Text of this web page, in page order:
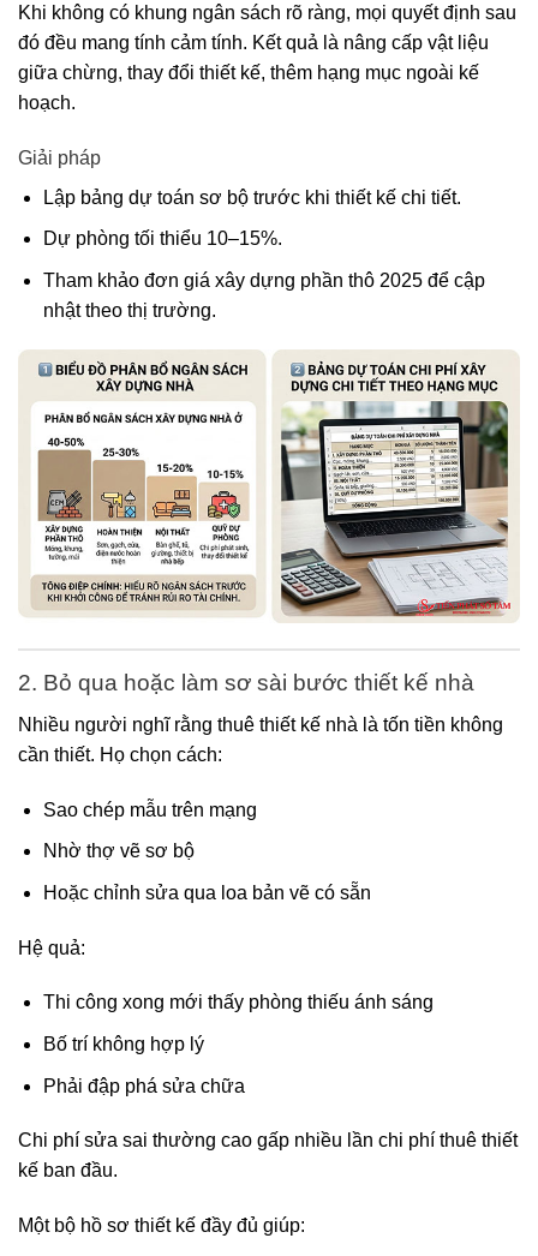
Khi không có khung ngân sách rõ ràng, mọi quyết định sau
đó đều mang tính cảm tính. Kết quả là nâng cấp vật liệu
giữa chừng, thay đổi thiết kế, thêm hạng mục ngoài kế
hoạch.
Giải pháp
Lập bảng dự toán sơ bộ trước khi thiết kế chi tiết.
Dự phòng tối thiểu 10–15%.
Tham khảo đơn giá xây dựng phần thô 2025 để cập
nhật theo thị trường.
2. Bỏ qua hoặc làm sơ sài bước thiết kế nhà
Nhiều người nghĩ rằng thuê thiết kế nhà là tốn tiền không
cần thiết. Họ chọn cách:
Sao chép mẫu trên mạng
Nhờ thợ vẽ sơ bộ
Hoặc chỉnh sửa qua loa bản vẽ có sẵn
Hệ quả:
Thi công xong mới thấy phòng thiếu ánh sáng
Bố trí không hợp lý
Phải đập phá sửa chữa
Chi phí sửa sai thường cao gấp nhiều lần chi phí thuê thiết
kế ban đầu.
Một bộ hồ sơ thiết kế đầy đủ giúp: